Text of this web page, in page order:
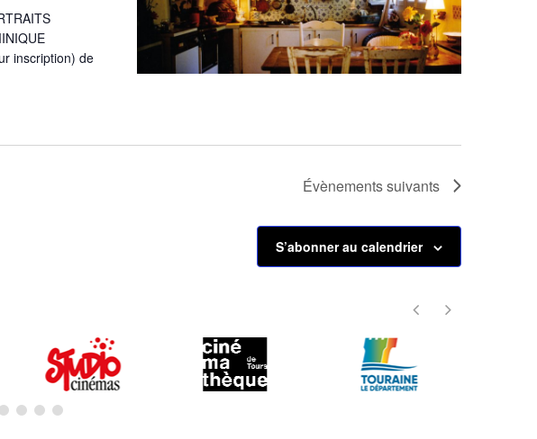
inscription) de
Évènementssuivants
S’abonner au calendrier